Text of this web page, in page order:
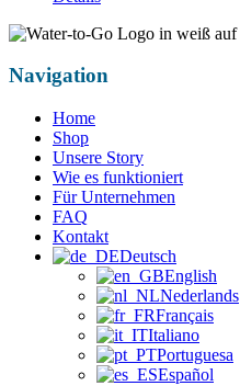
Navigation
Home
Shop
Unsere Story
Wie es funktioniert
Für Unternehmen
FAQ
Kontakt
Deutsch
English
Nederlands
Français
Italiano
Portuguesa
Español